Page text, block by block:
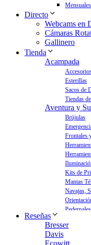
Mensuales
Directo
Webcams en
Cámaras
Gallinero
Tienda
Acampada
Esterillas
Sacos de
Tiendas
Aventura y
Brújulas
Frontales
Kits de
Mantas
Navajas,
Aves y Jardín
Bebederos
Reseñas
Bresser
Davis
Ecowitt